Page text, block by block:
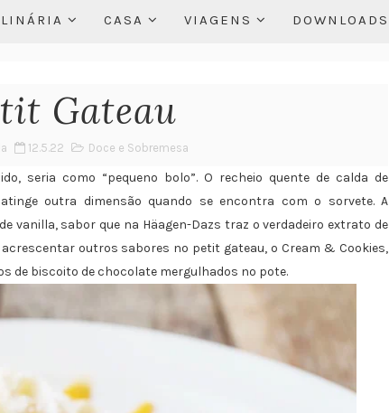
CASA VIAGENS DOWNLOADS
Gateau
12.5.22 Doce e Sobremesa
seria como “pequeno bolo”. O recheio quente de calda de
outra dimensão quando se encontra com o sorvete. A
vanilla, sabor que na Häagen-Dazs traz o verdadeiro extrato de
outros sabores no petit gateau, o Cream & Cookies,
de biscoito de chocolate mergulhados no pote.